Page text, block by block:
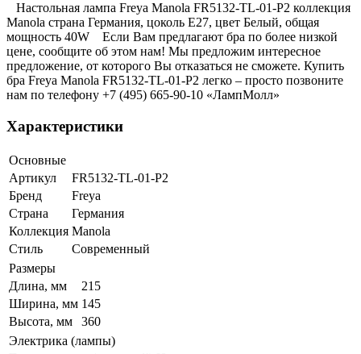
Настольная лампа Freya Manola FR5132-TL-01-P2 коллекция
Manola страна Германия, цоколь E27, цвет Белый, общая
мощность 40W Если Вам предлагают бра по более низкой
цене, сообщите об этом нам! Мы предложим интересное
предложение, от которого Вы отказаться не сможете. Купить
бра Freya Manola FR5132-TL-01-P2 легко – просто позвоните
нам по телефону +7 (495) 665-90-10 «ЛампМолл»
Характеристики
Основные
Артикул
FR5132-TL-01-P2
Бренд
Freya
Страна
Германия
Коллекция Manola
Стиль
Современный
Размеры
Длина, мм
215
Ширина, мм 145
Высота, мм
360
Электрика (лампы)